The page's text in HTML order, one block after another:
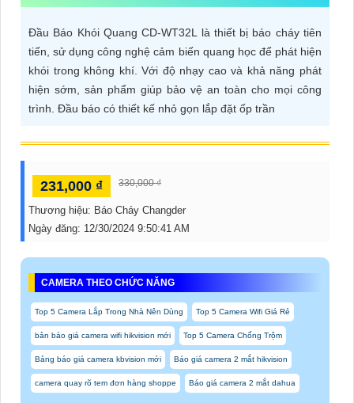
VẤN
VỤ
Đầu Báo Khói Quang CD-WT32L là thiết bị báo cháy tiên
tiến, sử dụng công nghệ cảm biến quang học để phát hiện
khói trong không khí. Với độ nhạy cao và khả năng phát
hiện sớm, sản phẩm giúp bảo vệ an toàn cho mọi công
trình. Đầu báo có thiết kế nhỏ gọn lắp đặt ốp trần
231,000 ₫ 330,000 ₫
Thương hiệu: Báo Cháy Changder
Ngày đăng: 12/30/2024 9:50:41 AM
CAMERA THEO CHỨC NĂNG
Top 5 Camera Lắp Trong Nhà Nên Dùng Top 5 Camera Wifi Giá Rẻ
bản báo giá camera wifi hikvision mới Top 5 Camera Chống Trộm
Bảng báo giá camera kbvision mới Báo giá camera 2 mắt hikvision
camera quay rõ tem đơn hàng shoppe Báo giá camera 2 mắt dahua